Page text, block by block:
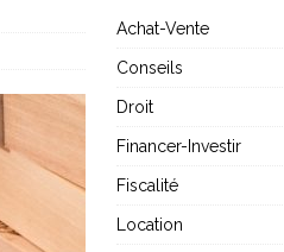
Achat-Vente
Conseils
Droit
Financer-Investir
Fiscalité
Location